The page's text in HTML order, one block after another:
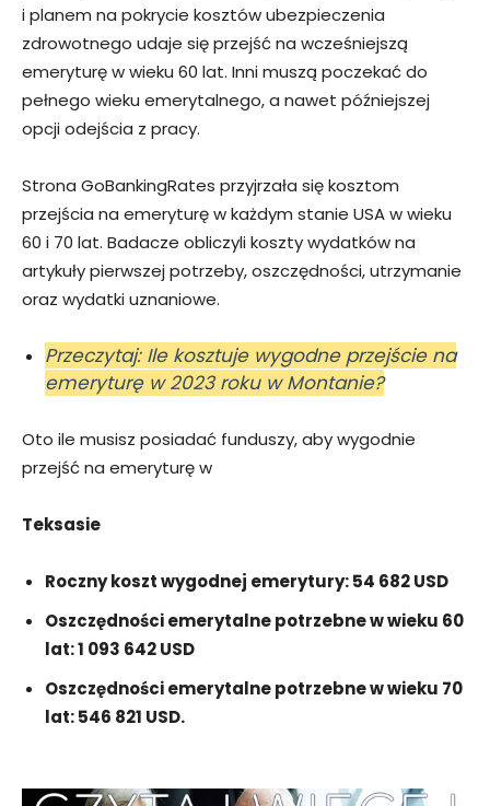
i planem na pokrycie kosztów ubezpieczenia
zdrowotnego udaje się przejść na wcześniejszą
emeryturę w wieku 60 lat. Inni muszą poczekać do
pełnego wieku emerytalnego, a nawet późniejszej
opcji odejścia z pracy.
Strona GoBankingRates przyjrzała się kosztom
przejścia na emeryturę w każdym stanie USA w wieku
60 i 70 lat. Badacze obliczyli koszty wydatków na
artykuły pierwszej potrzeby, oszczędności, utrzymanie
oraz wydatki uznaniowe.
Przeczytaj: Ile kosztuje wygodne przejście na
emeryturę w 2023 roku w Montanie?
Oto ile musisz posiadać funduszy, aby wygodnie
przejść na emeryturę w
Teksasie
Roczny koszt wygodnej emerytury: 54 682 USD
Oszczędności emerytalne potrzebne w wieku 60
lat: 1 093 642 USD
Oszczędności emerytalne potrzebne w wieku 70
lat: 546 821 USD.